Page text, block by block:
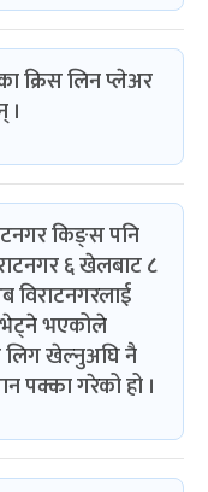
क्रिस लिन प्लेअर
।
किङ्स पनि
६ खेलबाट ८
विराटनगरलाई
भेट्ने भएकोले
लिग खेल्नुअघि नै
पक्का गरेको हो ।